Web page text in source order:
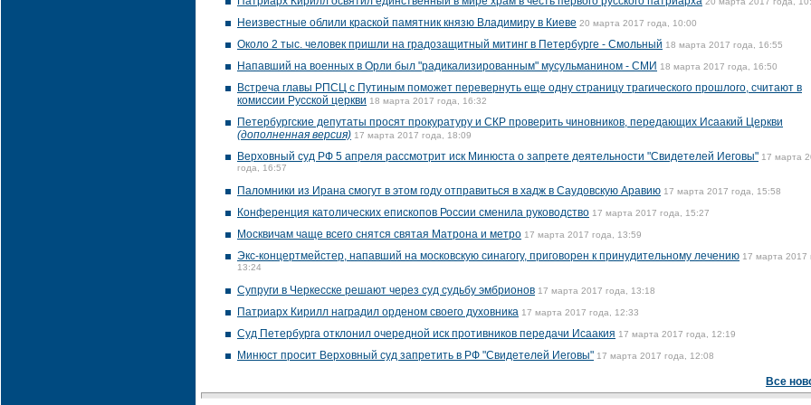
Неизвестные облили краской памятник князю Владимиру в Киеве 20 марта 2017 года, 10:00
Около 2 тыс. человек пришли на градозащитный митинг в Петербурге - Смольный 18 марта 2017 года, 16:55
Напавший на военных в Орли был "радикализированным" мусульманином - СМИ 18 марта 2017 года, 16:50
Встреча главы РПСЦ с Путиным поможет перевернуть еще одну страницу трагического прошлого, считают в
комиссии Русской церкви 18 марта 2017 года, 16:32
Петербургские депутаты просят прокуратуру и СКР проверить чиновников, передающих Исаакий Церкви
(дополненная версия) 17 марта 2017 года, 18:09
Верховный суд РФ 5 апреля рассмотрит иск Минюста о запрете деятельности "Свидетелей Иеговы" 17 марта
года, 16:57
Паломники из Ирана смогут в этом году отправиться в хадж в Саудовскую Аравию 17 марта 2017 года, 15:58
Конференция католических епископов России сменила руководство 17 марта 2017 года, 15:27
Москвичам чаще всего снятся святая Матрона и метро 17 марта 2017 года, 13:59
Экс-концертмейстер, напавший на московскую синагогу, приговорен к принудительному лечению 17 марта 2017
13:24
Супруги в Черкесске решают через суд судьбу эмбрионов 17 марта 2017 года, 13:18
Патриарх Кирилл наградил орденом своего духовника 17 марта 2017 года, 12:33
Суд Петербурга отклонил очередной иск противников передачи Исаакия 17 марта 2017 года, 12:19
Минюст просит Верховный суд запретить в РФ "Свидетелей Иеговы" 17 марта 2017 года, 12:08
Все